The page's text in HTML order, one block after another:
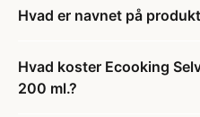
Hvad er navnet på
Hvad koster Ecooking
200 ml.?